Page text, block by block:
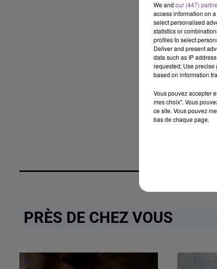
PRÈS DE CHEZ VOUS
We and our (447)
access information on
select personalised
statistics or
profiles to select
Deliver and present
data such as IP
requested; Use precise
based on information
Vous pouvez accepter
mes choix". Vous
ce site. Vous pouvez
bas de chaque page.